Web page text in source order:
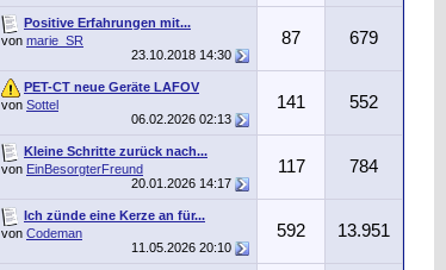
Positive Erfahrungen mit...
von marie_SR
23.10.2018 14:30
87 679
PET-CT neue Geräte LAFOV
von Sottel
06.02.2026 02:13
141 552
Kleine Schritte zurück nach...
von EinBesorgterFreund
20.01.2026 14:17
117 784
Ich zünde eine Kerze an für...
von Codeman
11.05.2026 20:10
592 13.951